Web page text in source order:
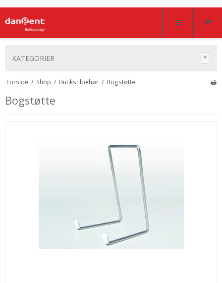
KATEGORIER
Forside / Shop / Butikstilbehør / Bogstøtte
Bogstøtte